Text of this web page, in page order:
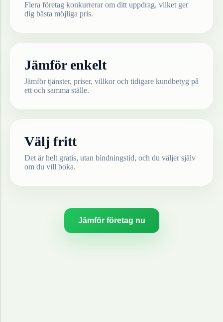
Flera företag konkurrerar om ditt uppdrag, vilket ger
dig bästa möjliga pris.
Jämför enkelt
Jämför tjänster, priser, villkor och tidigare kundbetyg på
ett och samma ställe.
Välj fritt
Det är helt gratis, utan bindningstid, och du väljer själv
om du vill boka.
Jämför företag nu